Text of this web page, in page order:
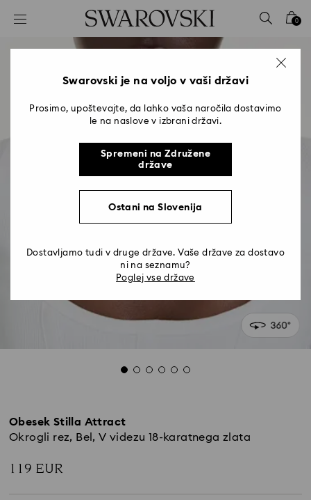
Seznam tipk za dostop 0
Obesek Stilla Attract
Okrogli rez, Bel, V videzu 18-karatnega zlata
119 EUR
Swarovski je na voljo v vaši državi
Prosimo, upoštevajte, da lahko vaša naročila dostavimo
le na naslove v izbrani državi.
Spremeni na Združene
države
Ostani na Slovenija
Dostavljamo tudi v druge države. Vaše države za dostavo
ni na seznamu?
Poglej vse države